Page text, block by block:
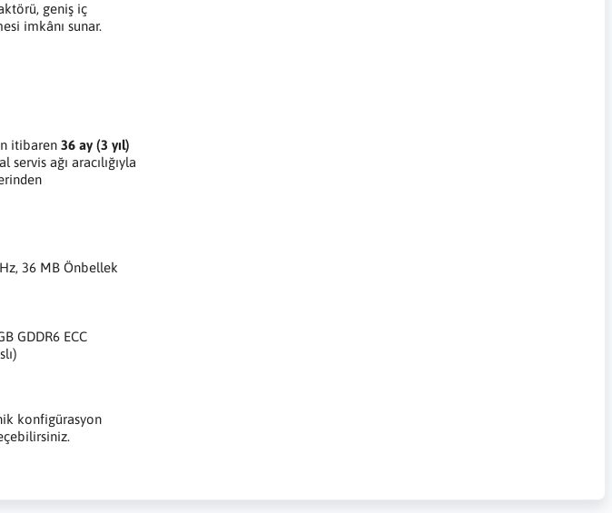
geniş iç
imkânı sunar.
itibaren36 ay (3 yıl)
servis ağı aracılığıyla
36 MB Önbellek
GDDR6 ECC
konfigürasyon